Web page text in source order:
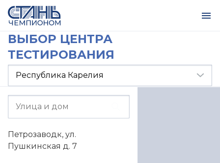
ВЫБОР ЦЕНТРА
ТЕСТИРОВАНИЯ
Петрозаводк, ул.
Пушкинская д. 7